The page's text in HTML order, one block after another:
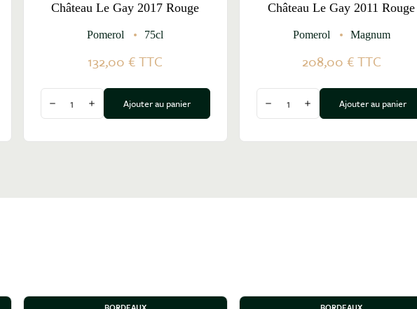
Château Le Gay 2017 Rouge
Pomerol 75cl
132,00 €TTC
Diminuer la quantité
Augmenter la quantité
Ajouter au panier
Château Le Gay 2011 Rouge
Pomerol Magnum
208,00 €TTC
Diminuer la quantité
Augmenter la quantité
Ajouter au panier